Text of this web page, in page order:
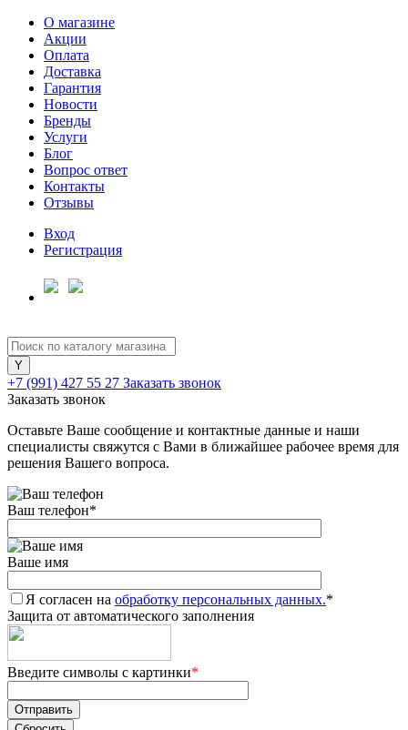
О магазине
Акции
Оплата
Доставка
Гарантия
Новости
Бренды
Услуги
Блог
Вопрос ответ
Контакты
Отзывы
Вход
Регистрация
+7 (991) 427 55 27 Заказать звонок
Заказать звонок
Оставьте Ваше сообщение и контактные данные и наши
специалисты свяжутся с Вами в ближайшее рабочее время для
решения Вашего вопроса.
Ваш телефон*
Ваше имя
Я согласен на обработку персональных данных.*
Защита от автоматического заполнения
Введите символы с картинки*